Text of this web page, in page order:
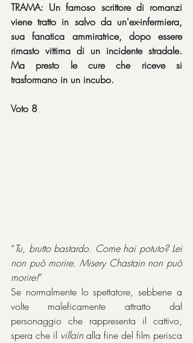
TRAMA: Un famoso scrittore di romanzi
viene tratto in salvo da un'ex-infermiera,
sua fanatica ammiratrice, dopo essere
rimasto vittima di un incidente stradale.
Ma presto le cure che riceve si
trasformano in un incubo.
Voto 8
“Tu, brutto bastardo. Come hai potuto? Lei
non può morire. Misery Chastain non può
morire!”
Se normalmente lo spettatore, sebbene a
volte maleficamente attratto dal
personaggio che rappresenta il cattivo,
spera che il villain alla fine del film perisca